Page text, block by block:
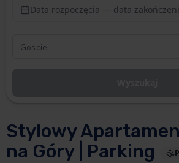
Stylowy
na Góry | Parking
Data rozpoczęcia — data